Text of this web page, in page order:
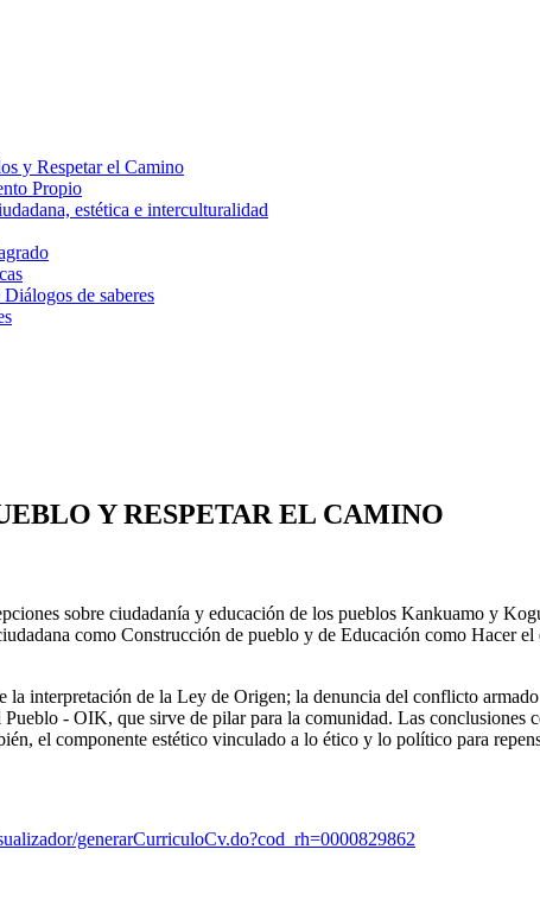
y Respetar el Camino
Propio
estética e interculturalidad
de saberes
Y RESPETAR EL CAMINO
sobre ciudadanía y educación de los pueblos Kankuamo y
como Construcción de pueblo y de Educación como Hacer
la interpretación de la Ley de Origen; la denuncia del conflicto
- OIK, que sirve de pilar para la comunidad. Las
el componente estético vinculado a lo ético y lo político para
generarCurriculoCv.do?cod_rh=0000829862